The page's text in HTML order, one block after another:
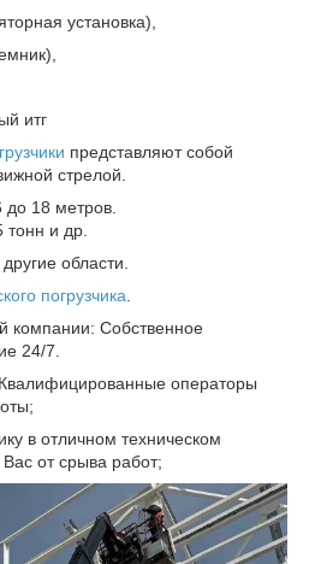
установка),
итг
представляют собой
стрелой.
18 метров.
тонн и др.
области.
погрузчика
компании: Собственное
24/7.
операторы
в отличном техническом
Вас от срыва работ;